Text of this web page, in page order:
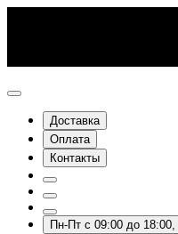
Доставка
Оплата
Контакты